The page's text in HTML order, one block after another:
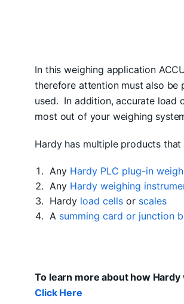
In this weighing application
therefore attention must also be
used. In addition, accurate load
most out of your weighing
Hardy has multiple products
Any Hardy PLC plug-in
Any Hardy weighing
Hardy load cells or scales
A summing card or junction
To learn more about how
Click Here